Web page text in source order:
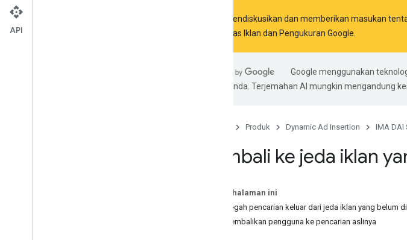
Untuk mendiskusikan dan memberikan masukan
Komunitas Iklan dan Pengukuran Google
Google menggunakan
pilihan Anda. Terjemahan AI mungkin mengandung
Produk Dynamic Ad Insertion IMA DAI
Kembali ke jeda iklan
Pada halaman ini
Mencegah pencarian keluar dari jeda iklan yang belum
Mengembalikan pengguna ke pencarian aslinya
API